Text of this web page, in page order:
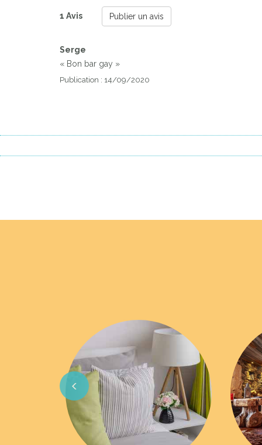
1 Avis Publier un avis
Serge
« Bon bar gay »
Publication : 14/09/2020
Previous